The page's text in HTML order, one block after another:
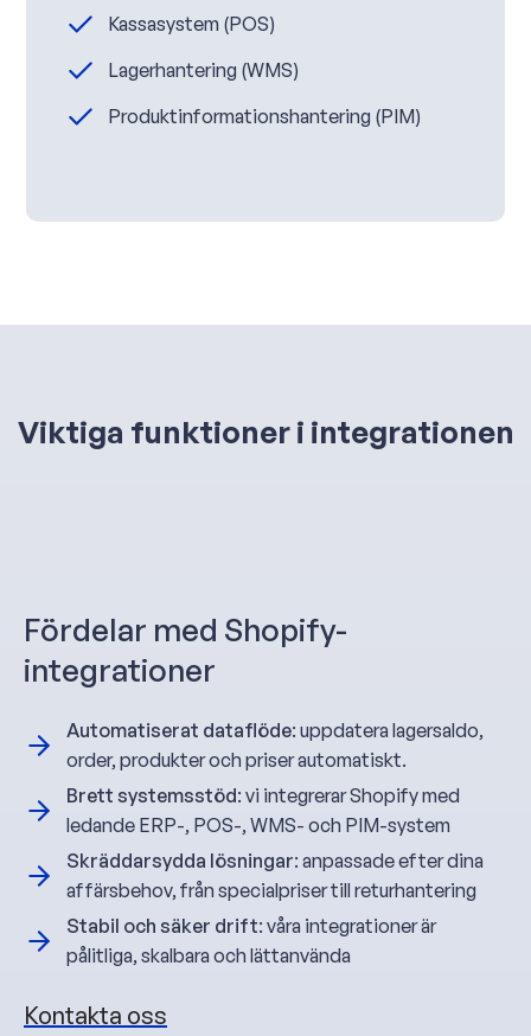
Kassasystem (POS)
Lagerhantering (WMS)
Produktinformationshantering (PIM)
Viktiga funktioner i integrationen
Fördelar med Shopify-
integrationer
Automatiserat dataflöde: uppdatera lagersaldo,
order, produkter och priser automatiskt.
Brett systemsstöd: vi integrerar Shopify med
ledande ERP-, POS-, WMS- och PIM-system
Skräddarsydda lösningar: anpassade efter dina
affärsbehov, från specialpriser till returhantering
Stabil och säker drift: våra integrationer är
pålitliga, skalbara och lättanvända
Kontakta oss